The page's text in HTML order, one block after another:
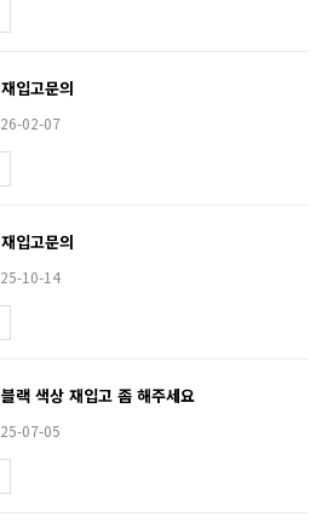
재입고문의
26-02-07
재입고문의
25-10-14
블랙 색상 재입고 좀 해주세요
25-07-05